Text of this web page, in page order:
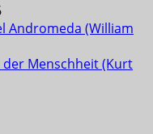
Andromeda (William
der Menschheit (Kurt